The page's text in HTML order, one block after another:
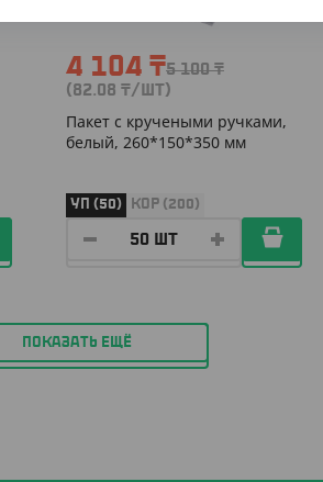
4 104 ₸5 100₸
(82.08 ₸/ШТ)
Пакет с кручеными ручками,
белый, 260*150*350 мм
УП (50) КОР (200)
ПОКАЗАТЬ ЕЩЁ